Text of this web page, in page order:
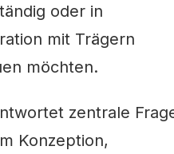
oder in
mit Trägern
möchten.
zentrale
Konzeption,